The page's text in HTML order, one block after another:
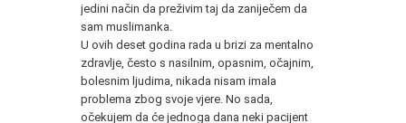
jedini način da preživim taj da zaniječem da
sam muslimanka.
U ovih deset godina rada u brizi za mentalno
zdravlje, često s nasilnim, opasnim, očajnim,
bolesnim ljudima, nikada nisam imala
problema zbog svoje vjere. No sada,
očekujem da će jednoga dana neki pacijent